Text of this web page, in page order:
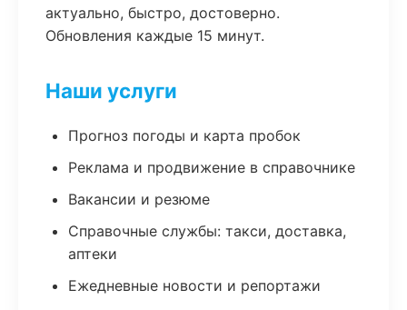
актуально, быстро, достоверно.
Обновления каждые 15 минут.
Наши услуги
Прогноз погоды и карта пробок
Реклама и продвижение в справочнике
Вакансии и резюме
Справочные службы: такси, доставка,
аптеки
Ежедневные новости и репортажи